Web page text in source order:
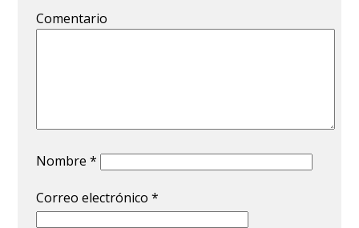
Comentario
Nombre*
Correo electrónico*